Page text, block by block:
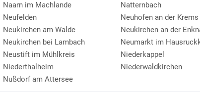
Naarn im Machlande Natternbach
Neufelden
Neuhofen an der Krems
Neukirchen am Walde
Neukirchen an der
Neukirchen bei Lambach
Neumarkt im
Neustift im Mühlkreis
Niederkappel
Niederthalheim
Niederwaldkirchen
Nußdorf am Attersee